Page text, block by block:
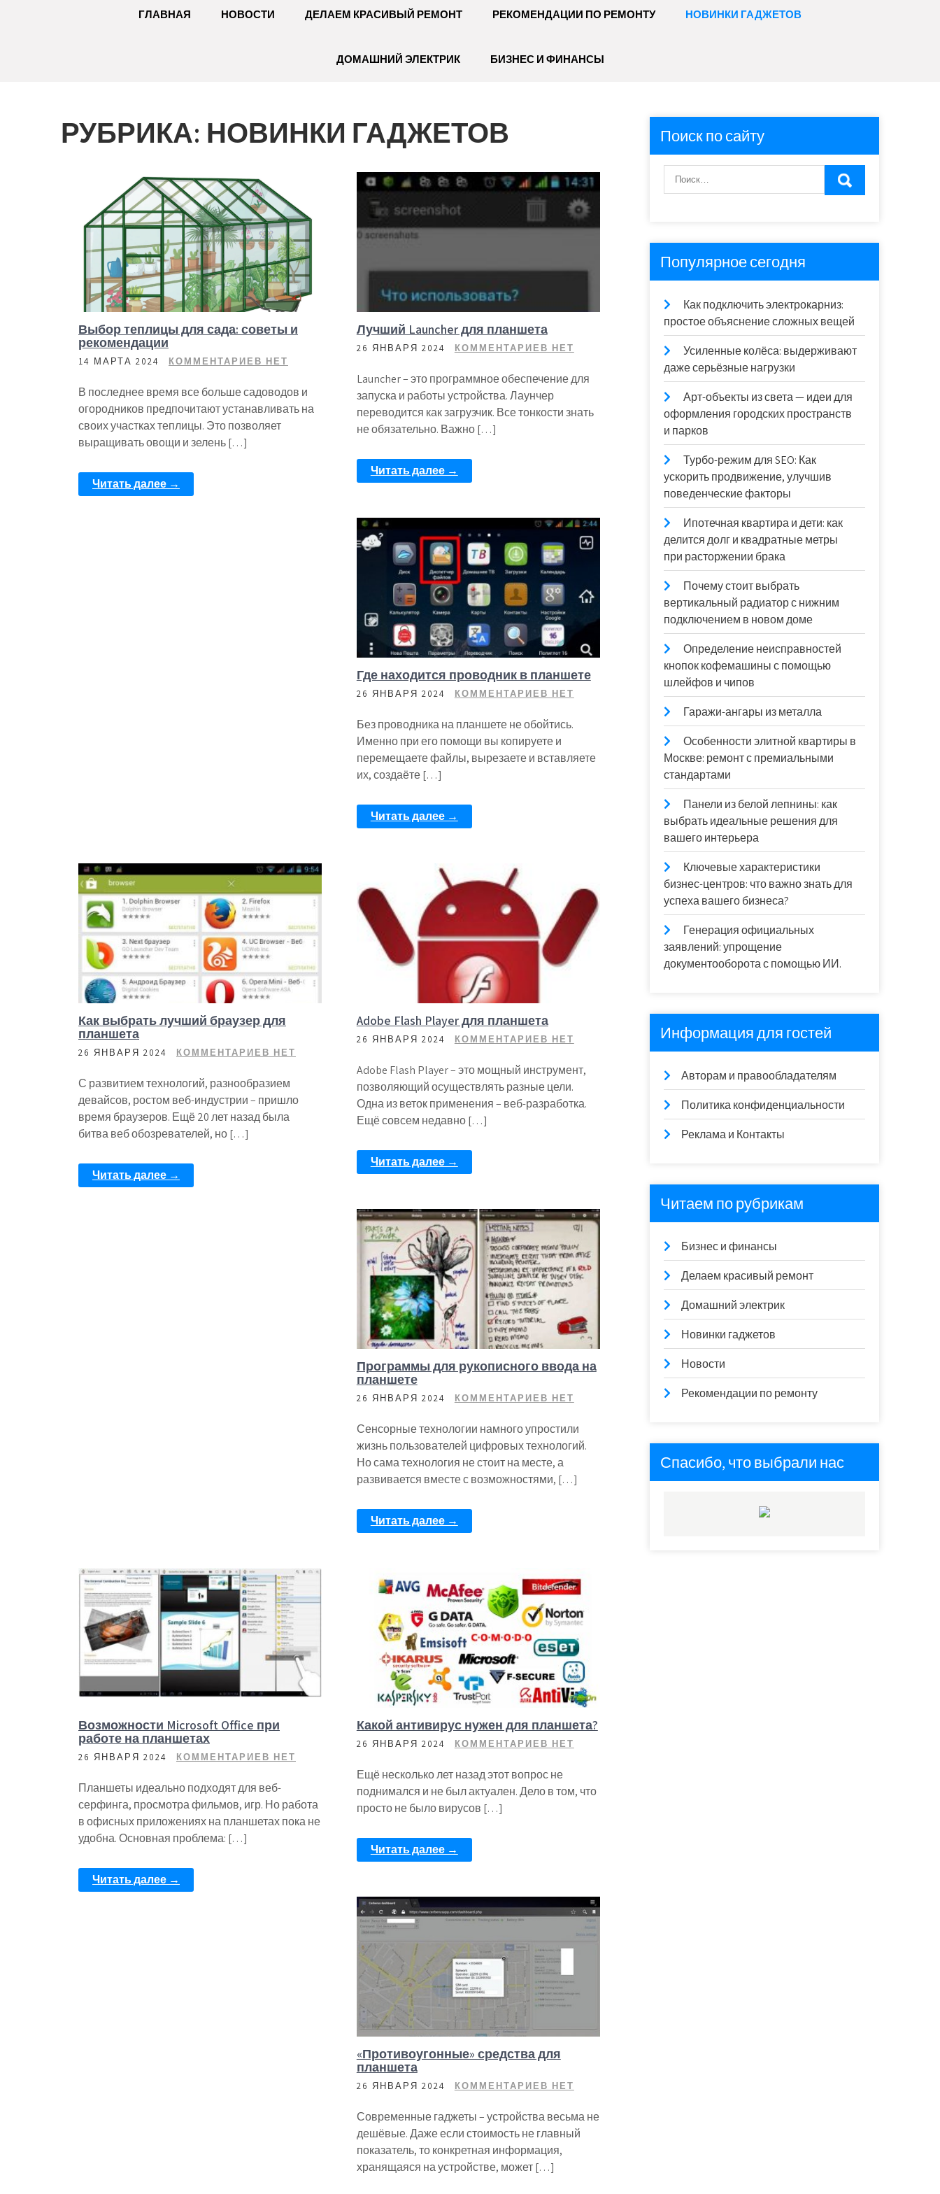
ГЛАВНАЯ НОВОСТИ ДЕЛАЕМ КРАСИВЫЙ РЕМОНТ РЕКОМЕНДАЦИИ ПО РЕМОНТУ НОВИНКИ ГАДЖЕТОВ
ДОМАШНИЙ ЭЛЕКТРИК БИЗНЕС И ФИНАНСЫ
РУБРИКА: НОВИНКИ ГАДЖЕТОВ
Выбор теплицы для сада: советы и
рекомендации
14 МАРТА 2024 КОММЕНТАРИЕВ НЕТ
В последнее время все больше садоводов и
огородников предпочитают устанавливать на
своих участках теплицы. Это позволяет
выращивать овощи и зелень […]
Читать далее →
Лучший Launcher для планшета
26 ЯНВАРЯ 2024 КОММЕНТАРИЕВ НЕТ
Launcher – это программное обеспечение для
запуска и работы устройства. Лаунчер
переводится как загрузчик. Все тонкости знать
не обязательно. Важно […]
Читать далее →
Где находится проводник в планшете
26 ЯНВАРЯ 2024 КОММЕНТАРИЕВ НЕТ
Без проводника на планшете не обойтись.
Именно при его помощи вы копируете и
перемещаете файлы, вырезаете и вставляете
их, создаёте […]
Читать далее →
Как выбрать лучший браузер для
планшета
26 ЯНВАРЯ 2024 КОММЕНТАРИЕВ НЕТ
С развитием технологий, разнообразием
девайсов, ростом веб-индустрии – пришло
время браузеров. Ещё 20 лет назад была
битва веб обозревателей, но […]
Читать далее →
Adobe Flash Player для планшета
26 ЯНВАРЯ 2024 КОММЕНТАРИЕВ НЕТ
Adobe Flash Player – это мощный инструмент,
позволяющий осуществлять разные цели.
Одна из веток применения – веб-разработка.
Ещё совсем недавно […]
Читать далее →
Программы для рукописного ввода на
планшете
26 ЯНВАРЯ 2024 КОММЕНТАРИЕВ НЕТ
Сенсорные технологии намного упростили
жизнь пользователей цифровых технологий.
Но сама технология не стоит на месте, а
развивается вместе с возможностями, […]
Читать далее →
Возможности Microsoft Office при
работе на планшетах
26 ЯНВАРЯ 2024 КОММЕНТАРИЕВ НЕТ
Планшеты идеально подходят для веб-
серфинга, просмотра фильмов, игр. Но работа
в офисных приложениях на планшетах пока не
удобна. Основная проблема: […]
Читать далее →
Какой антивирус нужен для планшета?
26 ЯНВАРЯ 2024 КОММЕНТАРИЕВ НЕТ
Ещё несколько лет назад этот вопрос не
поднимался и не был актуален. Дело в том, что
просто не было вирусов […]
Читать далее →
«Противоугонные» средства для
планшета
26 ЯНВАРЯ 2024 КОММЕНТАРИЕВ НЕТ
Современные гаджеты – устройства весьма не
дешёвые. Даже если стоимость не главный
показатель, то конкретная информация,
хранящаяся на устройстве, может […]
Поиск по сайту
Популярное сегодня
Как подключить электрокарниз:
простое объяснение сложных вещей
Усиленные колёса: выдерживают
даже серьёзные нагрузки
Арт-объекты из света — идеи для
оформления городских пространств
и парков
Турбо-режим для SEO: Как
ускорить продвижение, улучшив
поведенческие факторы
Ипотечная квартира и дети: как
делится долг и квадратные метры
при расторжении брака
Почему стоит выбрать
вертикальный радиатор с нижним
подключением в новом доме
Определение неисправностей
кнопок кофемашины с помощью
шлейфов и чипов
Гаражи-ангары из металла
Особенности элитной квартиры в
Москве: ремонт с премиальными
стандартами
Панели из белой лепнины: как
выбрать идеальные решения для
вашего интерьера
Ключевые характеристики
бизнес-центров: что важно знать для
успеха вашего бизнеса?
Генерация официальных
заявлений: упрощение
документооборота с помощью ИИ.
Информация для гостей
Авторам и правообладателям
Политика конфиденциальности
Реклама и Контакты
Читаем по рубрикам
Бизнес и финансы
Делаем красивый ремонт
Домашний электрик
Новинки гаджетов
Новости
Рекомендации по ремонту
Спасибо, что выбрали нас